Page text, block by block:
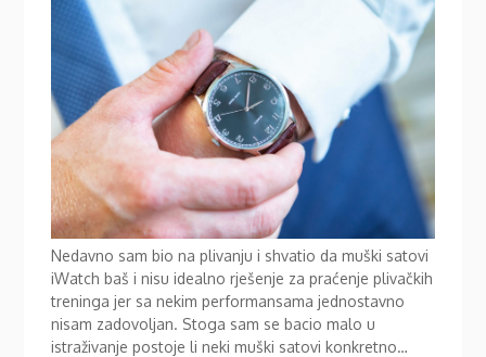
Nedavno sam bio na plivanju i shvatio da muški satovi
iWatch baš i nisu idealno rješenje za praćenje plivačkih
treninga jer sa nekim performansama jednostavno
nisam zadovoljan. Stoga sam se bacio malo u
istraživanje postoje li neki muški satovi konkretno…